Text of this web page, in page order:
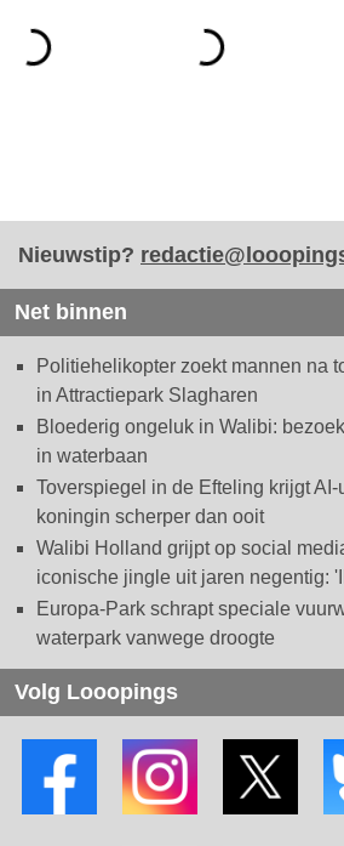
Nieuwstip?
Net binnen
Politiehelikopter zoekt mannen na
in Attractiepark Slagharen
Bloederig ongeluk in Walibi:
in waterbaan
Toverspiegel in de Efteling krijgt
koningin scherper dan ooit
Walibi Holland grijpt op social
iconische jingle uit jaren negentig:
Europa-Park schrapt speciale
waterpark vanwege droogte
Volg Looopings